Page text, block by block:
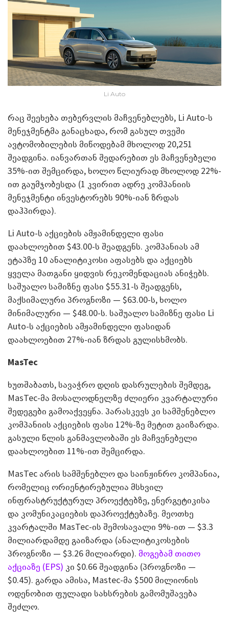
Li Auto
რაც შეეხება თებერვლის მაჩვენებლებს, Li Auto-ს
მენეჯმენტმა განაცხადა, რომ გასულ თვეში
ავტომობილების მიწოდებამ მხოლოდ 20,251
შეადგინა. იანვართან შედარებით ეს მაჩვენებელი
35%-ით შემცირდა, ხოლო წლიურად მხოლოდ 22%-
ით გაუმჯობესდა (1 კვირით ადრე კომპანიის
მენეჯმენტი ინვესტორებს 90%-იან ზრდას
დაჰპირდა).
Li Auto-ს აქციების ამჟამინდელი ფასი
დაახლოებით $43.00-ს შეადგენს. კომპანიას ამ
ეტაპზე 10 ანალიტიკოსი აფასებს და აქციებს
ყველა მათგანი ყიდვის რეკომენდაციას ანიჭებს.
საშუალო სამიზნე ფასი $55.31-ს შეადგენს,
მაქსიმალური პროგნოზი — $63.00-ს, ხოლო
მინიმალური — $48.00-ს. საშუალო სამიზნე ფასი Li
Auto-ს აქციების ამჟამინდელი ფასიდან
დაახლოებით 27%-იან ზრდას გულისხმობს.
MasTec
ხუთშაბათს, სავაჭრო დღის დასრულების შემდეგ,
MasTec-მა მოსალოდნელზე ძლიერი კვარტალური
შედეგები გამოაქვეყნა. პარასკევს კი სამშენებლო
კომპანიის აქციების ფასი 12%-ზე მეტით გაიზარდა.
გასული წლის განმავლობაში ეს მაჩვენებელი
დაახლოებით 11%-ით შემცირდა.
MasTec არის სამშენებლო და საინჟინრო კომპანია,
რომელიც ორიენტირებულია მსხვილ
ინფრასტრუქტურულ პროექტებზე, ენერგეტიკისა
და კომუნიკაციების დაპროექტებაზე. მეოთხე
კვარტალში MasTec-ის შემოსავალი 9%-ით — $3.3
მილიარდამდე გაიზარდა (ანალიტიკოსების
პროგნოზი — $3.26 მილიარდი). მოგებამ თითო
აქციაზე (EPS) კი $0.66 შეადგინა (პროგნოზი —
$0.45). გარდა ამისა, Mastec-მა $500 მილიონის
ოდენობით ფულადი სახსრების გამომუშავება
შეძლო.